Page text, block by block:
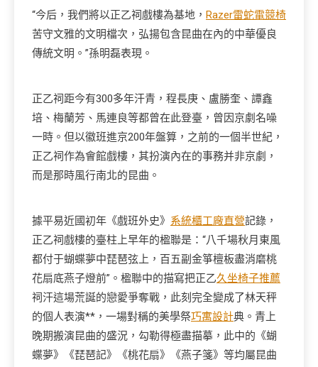
“今后，我們將以正乙祠戲樓為基地， Razer雷蛇電競椅
苦守文雅的文明檔次，弘揚包含昆曲在內的中華優良
傳統文明。”孫明磊表現。
正乙祠距今有300多年汗青，程長庚、盧勝奎、譚鑫
培、梅蘭芳、馬連良等都曾在此登臺，曾因京劇名噪
一時。但以徽班進京200年盤算，之前的一個半世紀，
正乙祠作為會館戲樓，其扮演內在的事務并非京劇，
而是那時風行南北的昆曲。
據平易近國初年《戲班外史》 系統櫃工廠直營記錄，
正乙祠戲樓的臺柱上早年的楹聯是：“八千場秋月東風
都付于蝴蝶夢中琵琶弦上，百五副金箏檀板盡消磨桃
花扇底燕子燈前”。楹聯中的描寫把正乙久坐椅子推薦
祠汗這場荒誕的戀愛爭奪戰，此刻完全變成了林天秤
的個人表演**，一場對稱的美學祭巧寓設計典。青上
晚期搬演昆曲的盛況，勾勒得極盡描摹，此中的《蝴
蝶夢》《琵琶記》《桃花扇》《燕子箋》等均屬昆曲